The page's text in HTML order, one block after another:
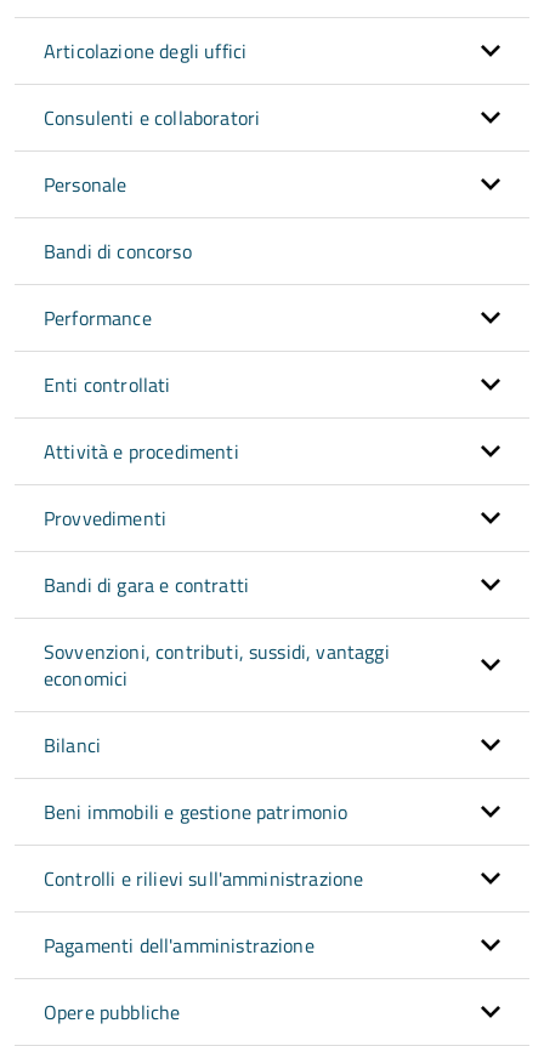
Articolazione degli uffici
Consulenti e collaboratori
Personale
Bandi di concorso
Performance
Enti controllati
Attività e procedimenti
Provvedimenti
Bandi di gara e contratti
Sovvenzioni, contributi, sussidi, vantaggi
economici
Bilanci
Beni immobili e gestione patrimonio
Controlli e rilievi sull'amministrazione
Pagamenti dell'amministrazione
Opere pubbliche